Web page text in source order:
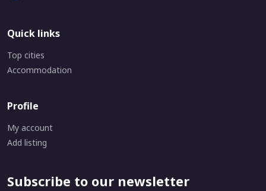
Quick links
Top cities
Accommodation
Profile
My account
Add listing
Subscribe to our newsletter